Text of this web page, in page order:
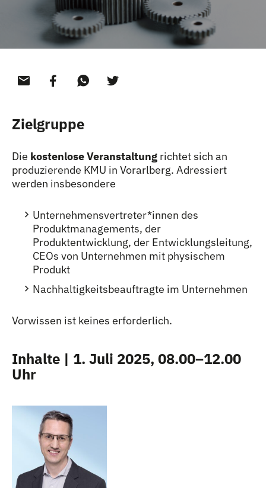
Zielgruppe
Die kostenlose Veranstaltung richtet sich an
produzierende KMU in Vorarlberg. Adressiert
werden insbesondere
Unternehmensvertreter*innen Innen
des
Produktmanagements, der
Produktentwicklung, der Entwicklungsleitung,
CEOs von Unternehmen mit physischem
Produkt
Nachhaltigkeitsbeauftragte im Unternehmen
Vorwissen ist keines erforderlich.
Inhalte | 1. Juli 2025, 08.00–12.00
Uhr